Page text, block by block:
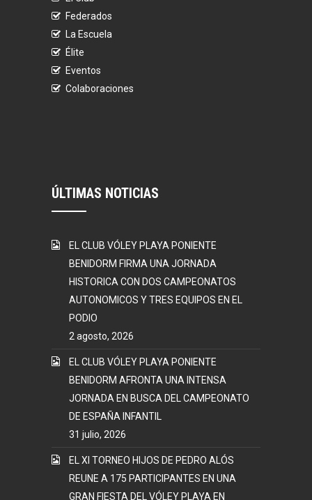
Federados
La Escuela
Élite
Eventos
Colaboraciones
ÚLTIMAS NOTICIAS
EL CLUB VÓLEY PLAYA PONIENTE
BENIDORM FIRMA UNA JORNADA
HISTORICA CON DOS CAMPEONATOS
AUTONOMICOS Y TRES EQUIPOS EN EL
PODIO
2 agosto, 2026
EL CLUB VÓLEY PLAYA PONIENTE
BENIDORM AFRONTA UNA INTENSA
JORNADA EN BUSCA DEL CAMPEONATO
DE ESPAÑA INFANTIL
31 julio, 2026
EL XI TORNEO HIJOS DE PEDRO ALÓS
REUNE A 175 PARTICIPANTES EN UNA
GRAN FIESTA DEL VÓLEY PLAYA EN